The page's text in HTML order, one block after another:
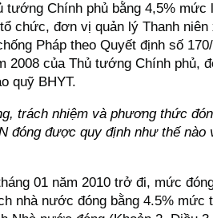
tướng Chính phủ bằng 4,5%
chức, đơn vị quản lý Thanh niên
Pháp theo Quyết định số
2008 của Thủ tướng Chính phủ,
quỹ BHYT.
trách nhiệm và phương thức
đóng được quy định như thế nào
01 năm 2010 trở đi, mức
nhà nước đóng bằng 4.5% mức